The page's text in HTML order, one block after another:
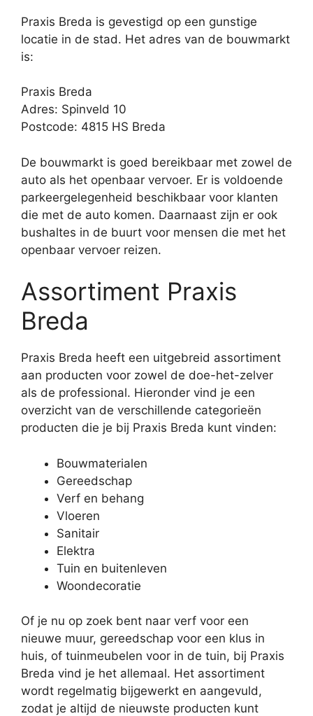
Praxis Breda is gevestigd op een gunstige
locatie in de stad. Het adres van de bouwmarkt
is:
Praxis Breda
Adres: Spinveld 10
Postcode: 4815 HS Breda
De bouwmarkt is goed bereikbaar met zowel de
auto als het openbaar vervoer. Er is voldoende
parkeergelegenheid beschikbaar voor klanten
die met de auto komen. Daarnaast zijn er ook
bushaltes in de buurt voor mensen die met het
openbaar vervoer reizen.
Assortiment Praxis
Breda
Praxis Breda heeft een uitgebreid assortiment
aan producten voor zowel de doe-het-zelver
als de professional. Hieronder vind je een
overzicht van de verschillende categorieën
producten die je bij Praxis Breda kunt vinden:
Bouwmaterialen
Gereedschap
Verf en behang
Vloeren
Sanitair
Elektra
Tuin en buitenleven
Woondecoratie
Of je nu op zoek bent naar verf voor een
nieuwe muur, gereedschap voor een klus in
huis, of tuinmeubelen voor in de tuin, bij Praxis
Breda vind je het allemaal. Het assortiment
wordt regelmatig bijgewerkt en aangevuld,
zodat je altijd de nieuwste producten kunt